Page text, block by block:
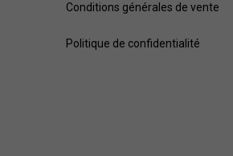
Conditions générales de vente
Politique de confidentialité